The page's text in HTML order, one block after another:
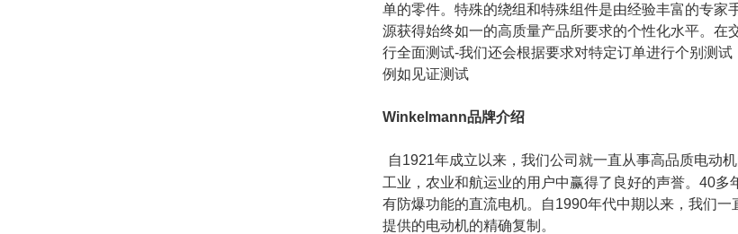
单的零件。特殊的绕组和特殊组件是由经验丰富的专家
源获得始终如一的高质量产品所要求的个性化水平。在
行全面测试-我们还会根据要求对特定订单进行个别测
例如见证测试
Winkelmann品牌介绍
自1921年成立以来，我们公司就一直从事高品质电动
工业，农业和航运业的用户中赢得了良好的声誉。 40多
有防爆功能的直流电机。自1990年代中期以来，我们一
提供的电动机的精确复制。